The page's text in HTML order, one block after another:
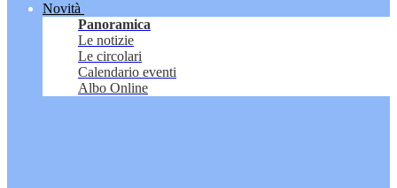
Novità
Panoramica
Le notizie
Le circolari
Calendario eventi
Albo Online